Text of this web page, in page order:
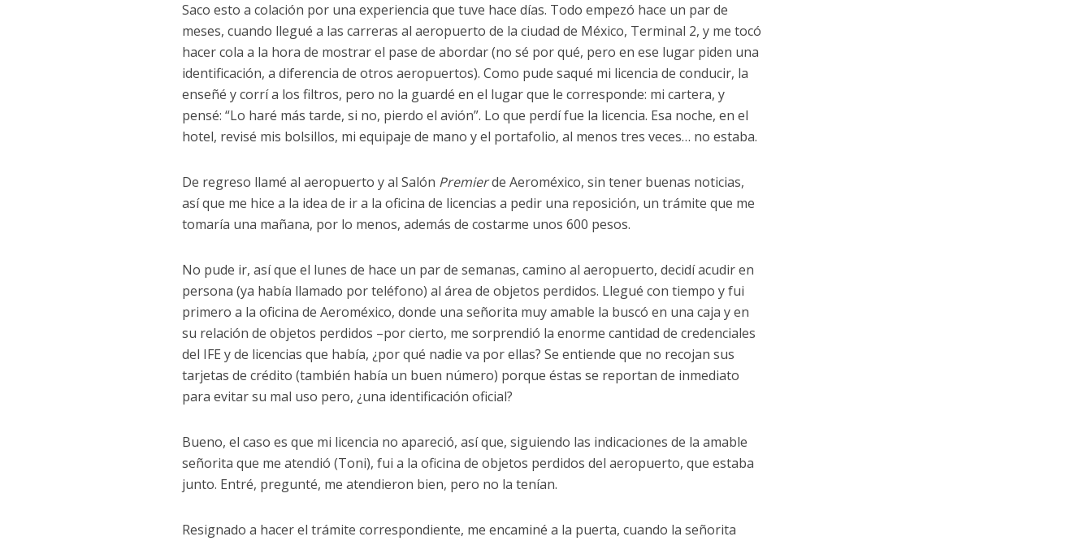
Saco esto a colación por una experiencia que tuve hace días. Todo empezó hace un par de
meses, cuando llegué a las carreras al aeropuerto de la ciudad de México, Terminal 2, y me tocó
hacer cola a la hora de mostrar el pase de abordar (no sé por qué, pero en ese lugar piden una
identificación, a diferencia de otros aeropuertos). Como pude saqué mi licencia de conducir, la
enseñé y corrí a los filtros, pero no la guardé en el lugar que le corresponde: mi cartera, y
pensé: “Lo haré más tarde, si no, pierdo el avión”. Lo que perdí fue la licencia. Esa noche, en el
hotel, revisé mis bolsillos, mi equipaje de mano y el portafolio, al menos tres veces… no estaba.
De regreso llamé al aeropuerto y al Salón Premierde Aeroméxico, sin tener buenas noticias,
así que me hice a la idea de ir a la oficina de licencias a pedir una reposición, un trámite que me
tomaría una mañana, por lo menos, además de costarme unos 600 pesos.
No pude ir, así que el lunes de hace un par de semanas, camino al aeropuerto, decidí acudir en
persona (ya había llamado por teléfono) al área de objetos perdidos. Llegué con tiempo y fui
primero a la oficina de Aeroméxico, donde una señorita muy amable la buscó en una caja y en
su relación de objetos perdidos –por cierto, me sorprendió la enorme cantidad de credenciales
del IFE y de licencias que había, ¿por qué nadie va por ellas? Se entiende que no recojan sus
tarjetas de crédito (también había un buen número) porque éstas se reportan de inmediato
para evitar su mal uso pero, ¿una identificación oficial?
Bueno, el caso es que mi licencia no apareció, así que, siguiendo las indicaciones de la amable
señorita que me atendió (Toni), fui a la oficina de objetos perdidos del aeropuerto, que estaba
junto. Entré, pregunté, me atendieron bien, pero no la tenían.
Resignado a hacer el trámite correspondiente, me encaminé a la puerta, cuando la señorita